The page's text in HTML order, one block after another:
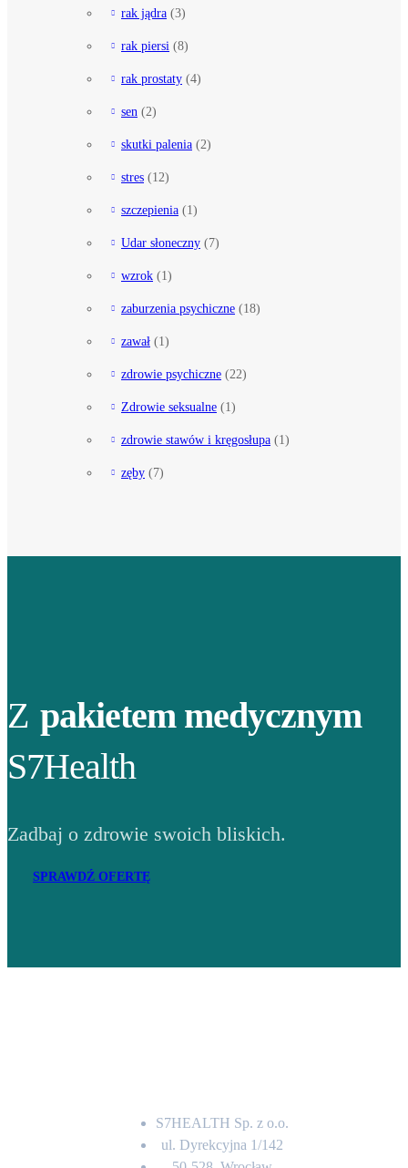
rak jądra (3)
rak piersi (8)
rak prostaty (4)
sen (2)
skutki palenia (2)
stres (12)
szczepienia (1)
Udar słoneczny (7)
wzrok (1)
zaburzenia psychiczne (18)
zawał (1)
zdrowie psychiczne (22)
Zdrowie seksualne (1)
zdrowie stawów i kręgosłupa (1)
zęby (7)
Z pakietem medycznym
S7Health
Zadbaj o zdrowie swoich bliskich.
SPRAWDŹ OFERTĘ
S7HEALTH Sp. z o.o.
ul. Dyrekcyjna 1/142